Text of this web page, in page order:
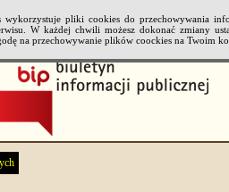
wykorzystuje pliki cookies do przechowywania
W każdej chwili możesz dokonać zmiany
na przechowywanie plików coockies na Twoim